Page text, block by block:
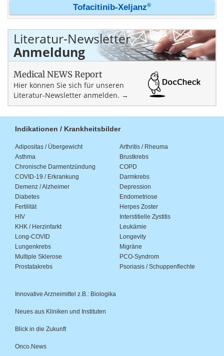
Tofacitinib-Xeljanz®
Literatur-Newsletter
Anmeldung
Medical NEWS Report
Hier können Sie sich für unseren
Literatur-Newsletter anmelden. →
Indikationen / Krankheitsbilder
Adipositas / Übergewicht
Arthritis / Rheuma
Asthma
Brustkrebs
Chronische Darmentzündung
COPD
COVID-19 / Erkrankung
Darmkrebs
Demenz / Alzheimer
Depression
Diabetes
Endometriose
Fertilität
Herpes Zoster
HIV
Interstitielle Zystitis
KHK / Herzinfarkt
Leukämie
Long-COVID
Longevity
Lungenkrebs
Migräne
Multiple Sklerose
PCO-Syndrom
Prostatakrebs
Psoriasis / Schuppenflechte
Innovative Arzneimittel z.B.: Biologika
Neues aus Kliniken und Instituten
Blick in die Zukunft
Onco.News